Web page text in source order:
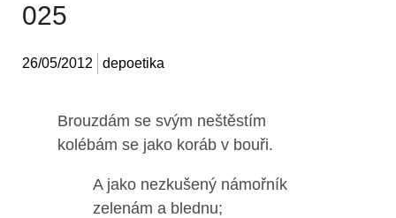
025
26/05/2012 depoetika
Brouzdám se svým neštěstím
kolébám se jako koráb v bouři.
A jako nezkušený námořník
zelenám a blednu;